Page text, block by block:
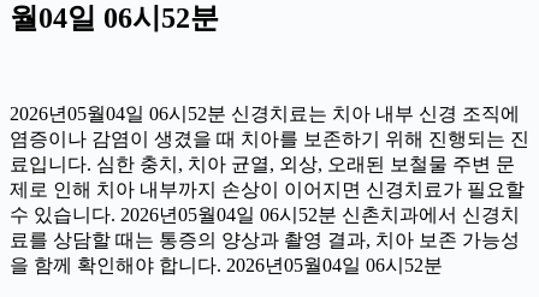
월04일 06시52분
2026년05월04일 06시52분 신경치료는 치아 내부 신경 조직에
염증이나 감염이 생겼을 때 치아를 보존하기 위해 진행되는 진
료입니다. 심한 충치, 치아 균열, 외상, 오래된 보철물 주변 문
제로 인해 치아 내부까지 손상이 이어지면 신경치료가 필요할
수 있습니다. 2026년05월04일 06시52분 신촌치과에서 신경치
료를 상담할 때는 통증의 양상과 촬영 결과, 치아 보존 가능성
을 함께 확인해야 합니다. 2026년05월04일 06시52분